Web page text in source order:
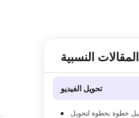
المقالات النسبية
تحويل الفيديو